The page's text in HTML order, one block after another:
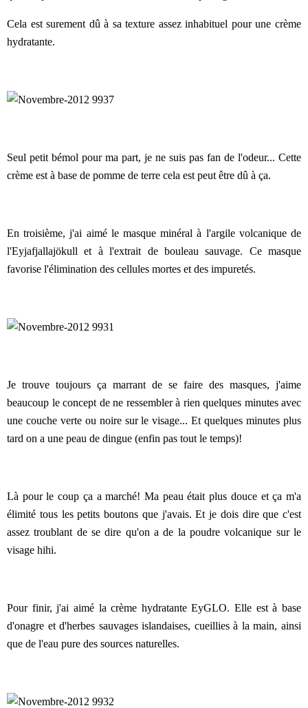
Cela est surement dû à sa texture assez inhabituel pour une crème
hydratante.
Seul petit bémol pour ma part, je ne suis pas fan de l'odeur... Cette
crème est à base de pomme de terre cela est peut être dû à ça.
En troisième, j'ai aimé le masque minéral à l'argile volcanique de
l'Eyjafjallajökull et à l'extrait de bouleau sauvage. Ce masque
favorise l'élimination des cellules mortes et des impuretés.
Je trouve toujours ça marrant de se faire des masques, j'aime
beaucoup le concept de ne ressembler à rien quelques minutes avec
une couche verte ou noire sur le visage... Et quelques minutes plus
tard on a une peau de dingue (enfin pas tout le temps)!
Là pour le coup ça a marché! Ma peau était plus douce et ça m'a
élimité tous les petits boutons que j'avais. Et je dois dire que c'est
assez troublant de se dire qu'on a de la poudre volcanique sur le
visage hihi.
Pour finir, j'ai aimé la crème hydratante EyGLO. Elle est à base
d'onagre et d'herbes sauvages islandaises, cueillies à la main, ainsi
que de l'eau pure des sources naturelles.